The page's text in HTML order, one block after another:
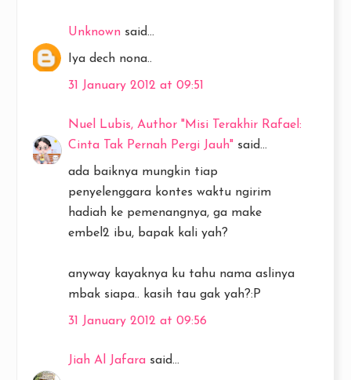
Unknown said...
Iya dech nona..
31 January 2012 at 09:51
Nuel Lubis, Author "Misi Terakhir Rafael:
Cinta Tak Pernah Pergi Jauh" said...
ada baiknya mungkin tiap
penyelenggara kontes waktu ngirim
hadiah ke pemenangnya, ga make
embel2 ibu, bapak kali yah?
anyway kayaknya ku tahu nama aslinya
mbak siapa.. kasih tau gak yah?:P
31 January 2012 at 09:56
Jiah Al Jafara said...